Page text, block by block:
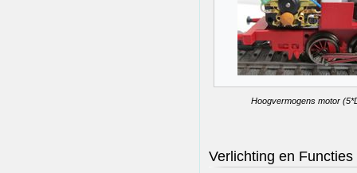
Hoogvermogens motor
Verlichting en Functies